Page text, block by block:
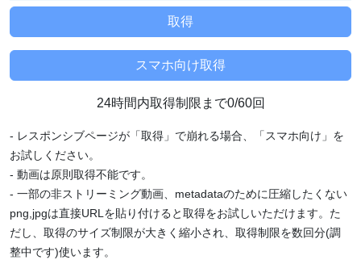
24時間内取得制限まで0/60回
- レスポンシブページが「取得」で崩れる場合、「スマホ向け」を
お試しください。
- 動画は原則取得不能です。
- 一部の非ストリーミング動画、metadataのために圧縮したくない
png,jpgは直接URLを貼り付けると取得をお試しいただけます。た
だし、取得のサイズ制限が大きく縮小され、取得制限を数回分(調
整中です)使います。